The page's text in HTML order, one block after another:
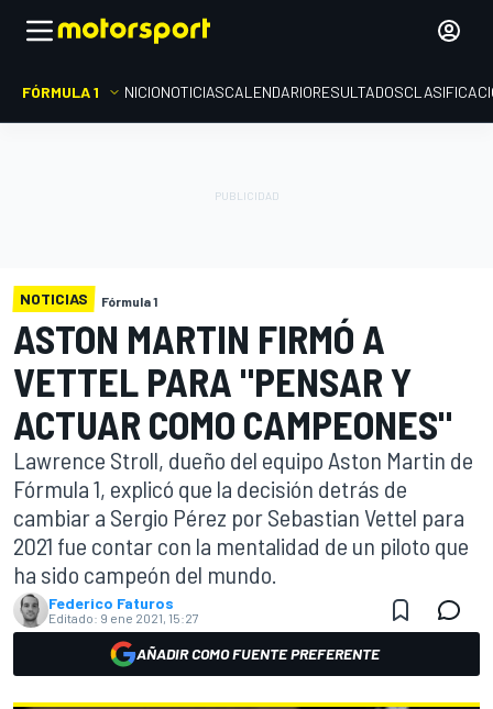
FÓRMULA 1 INICIONOTICIASCALENDARIORESULTADOS
NOTICIAS Fórmula 1
ASTON MARTIN FIRMÓ A
VETTEL PARA "PENSAR Y
ACTUAR COMO CAMPEONES"
Lawrence Stroll, dueño del equipo Aston Martin de
Fórmula 1, explicó que la decisión detrás de
cambiar a Sergio Pérez por Sebastian Vettel para
2021 fue contar con la mentalidad de un piloto que
ha sido campeón del mundo.
Federico Faturos
Editado: 9 ene 2021, 15:27
AÑADIR COMO FUENTE PREFERENTE